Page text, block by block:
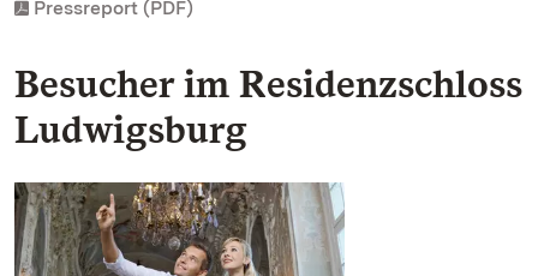
Pressreport (PDF)
Besucher im Residenzschloss
Ludwigsburg